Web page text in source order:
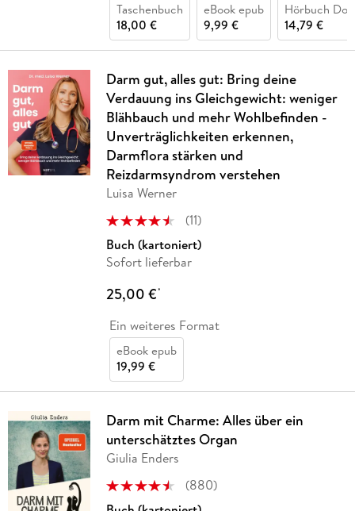
Taschenbuch
18,00 €
eBook epub
9,99 €
Hörbuch
14,79 €
Darm gut, alles gut: Bring deine
Verdauung ins Gleichgewicht: weniger
Blähbauch und mehr Wohlbefinden -
Unverträglichkeiten erkennen,
Darmflora stärken und
Reizdarmsyndrom verstehen
Luisa Werner
(11)
Buch (kartoniert)
Sofort lieferbar
25,00 €*
Ein weiteres Format
eBook epub
19,99 €
Darm mit Charme: Alles über ein
unterschätztes Organ
Giulia Enders
(880)